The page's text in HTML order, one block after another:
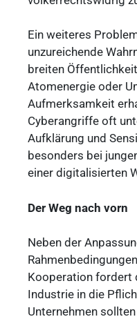
Ein weiteres
unzureichende
breiten
Atomenergie oder
Aufmerksamkeit
Cyberangriffe oft
Aufklärung und
besonders bei
einer digitalisierten
Der Weg nach vorn
Neben der
Kooperation fordert
Industrie in die
Unternehmen